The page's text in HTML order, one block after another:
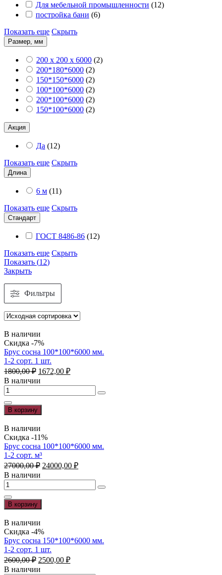
Для мебельной промышленности (12)
постройка бани (6)
Показать еще Скрыть
Размер, мм
200 х 200 х 6000 (2)
200*180*6000 (2)
150*150*6000 (2)
100*100*6000 (2)
200*100*6000 (2)
150*100*6000 (2)
Акция
Да (12)
Показать еще Скрыть
Длина
6 м (11)
Показать еще Скрыть
Стандарт
ГОСТ 8486-86 (12)
Показать еще Скрыть
Показать (12)
Закрыть
Фильтры
В наличии
Скидка -7%
Брус сосна 100*100*6000 мм.
1-2 сорт. 1 шт.
1800,00₽ Первоначальная
цена
составляла
1800,00 ₽.
1672,00 ₽Текущая
1672,00 ₽.
В наличии
Количество
товара
Брус
сосна
100*100*6000
мм.
1-
2
сорт.
1
шт.
В корзину
В наличии
Скидка -11%
Брус сосна 100*100*6000 мм.
1-2 сорт. м³
27000,00₽ Первоначальная
составляла
27000,00 ₽.
24000,00 ₽Текущая
24000,00 ₽.
В наличии
Количество
товара
Брус
сосна
100*100*6000
мм.
1-
2
сорт.
м³
В корзину
В наличии
Скидка -4%
Брус сосна 150*100*6000 мм.
1-2 сорт. 1 шт.
2600,00₽ Первоначальная
цена
2500,00 ₽Текущая
В наличии